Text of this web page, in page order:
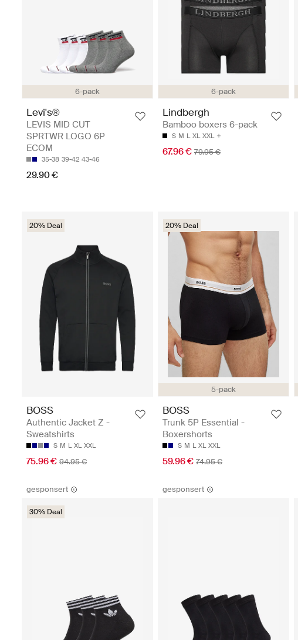
6-pack
Levi's®
LEVIS MID CUT
SPRTWR LOGO 6P
ECOM
35-38 39-42 43-46
29.90 €
6-pack
Lindbergh
Bamboo boxers 6-pack
S M L XL XXL
67.96 € 79.95 €
20% Deal
BOSS
Authentic Jacket Z -
Sweatshirts
S M L XL XXL
75.96 € 94.95 €
5-pack
20% Deal
BOSS
Trunk 5P Essential -
Boxershorts
S M L XL XXL
59.96 € 74.95 €
gesponsert
30% Deal
gesponsert